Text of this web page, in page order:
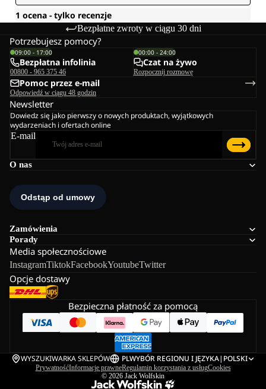
Bezpłatne zwroty w ciągu 30 dni
O nas
Zamówienia
Porady
Media społecznościowe
InstagramTiktokFacebookYoutubeTwitter
Opcje dostawy
Potrzebujesz pomocy?
09:00 - 17:00
Bezpłatna infolinia
00800 - 965 375 46
00:00 - 24:00
Czat na żywo
Rozpocznij rozmowę
Pomoc przez e-mail
Odpowiedź w ciągu 48 godzin
Newsletter
Dowiedz się jako pierwszy o nowych produktach, wyjątkowych
wydarzeniach i ofertach online
E-mail
Bezpieczna płatność za pomocą
WYSZUKIWARKA SKLEPÓW PLWYBÓR REGIONU I JĘZYKA| POLSKI
PrywatnośćInformacje prawneRegulamin korzystania z usługCookies
© 2026 Jack Wolfskin